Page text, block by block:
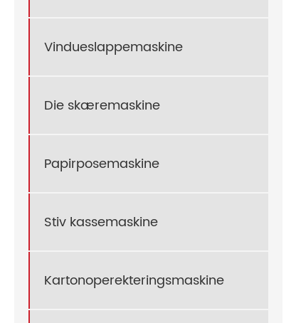
Vindueslappemaskine
Die skæremaskine
Papirposemaskine
Stiv kassemaskine
Kartonoperekteringsmaskine